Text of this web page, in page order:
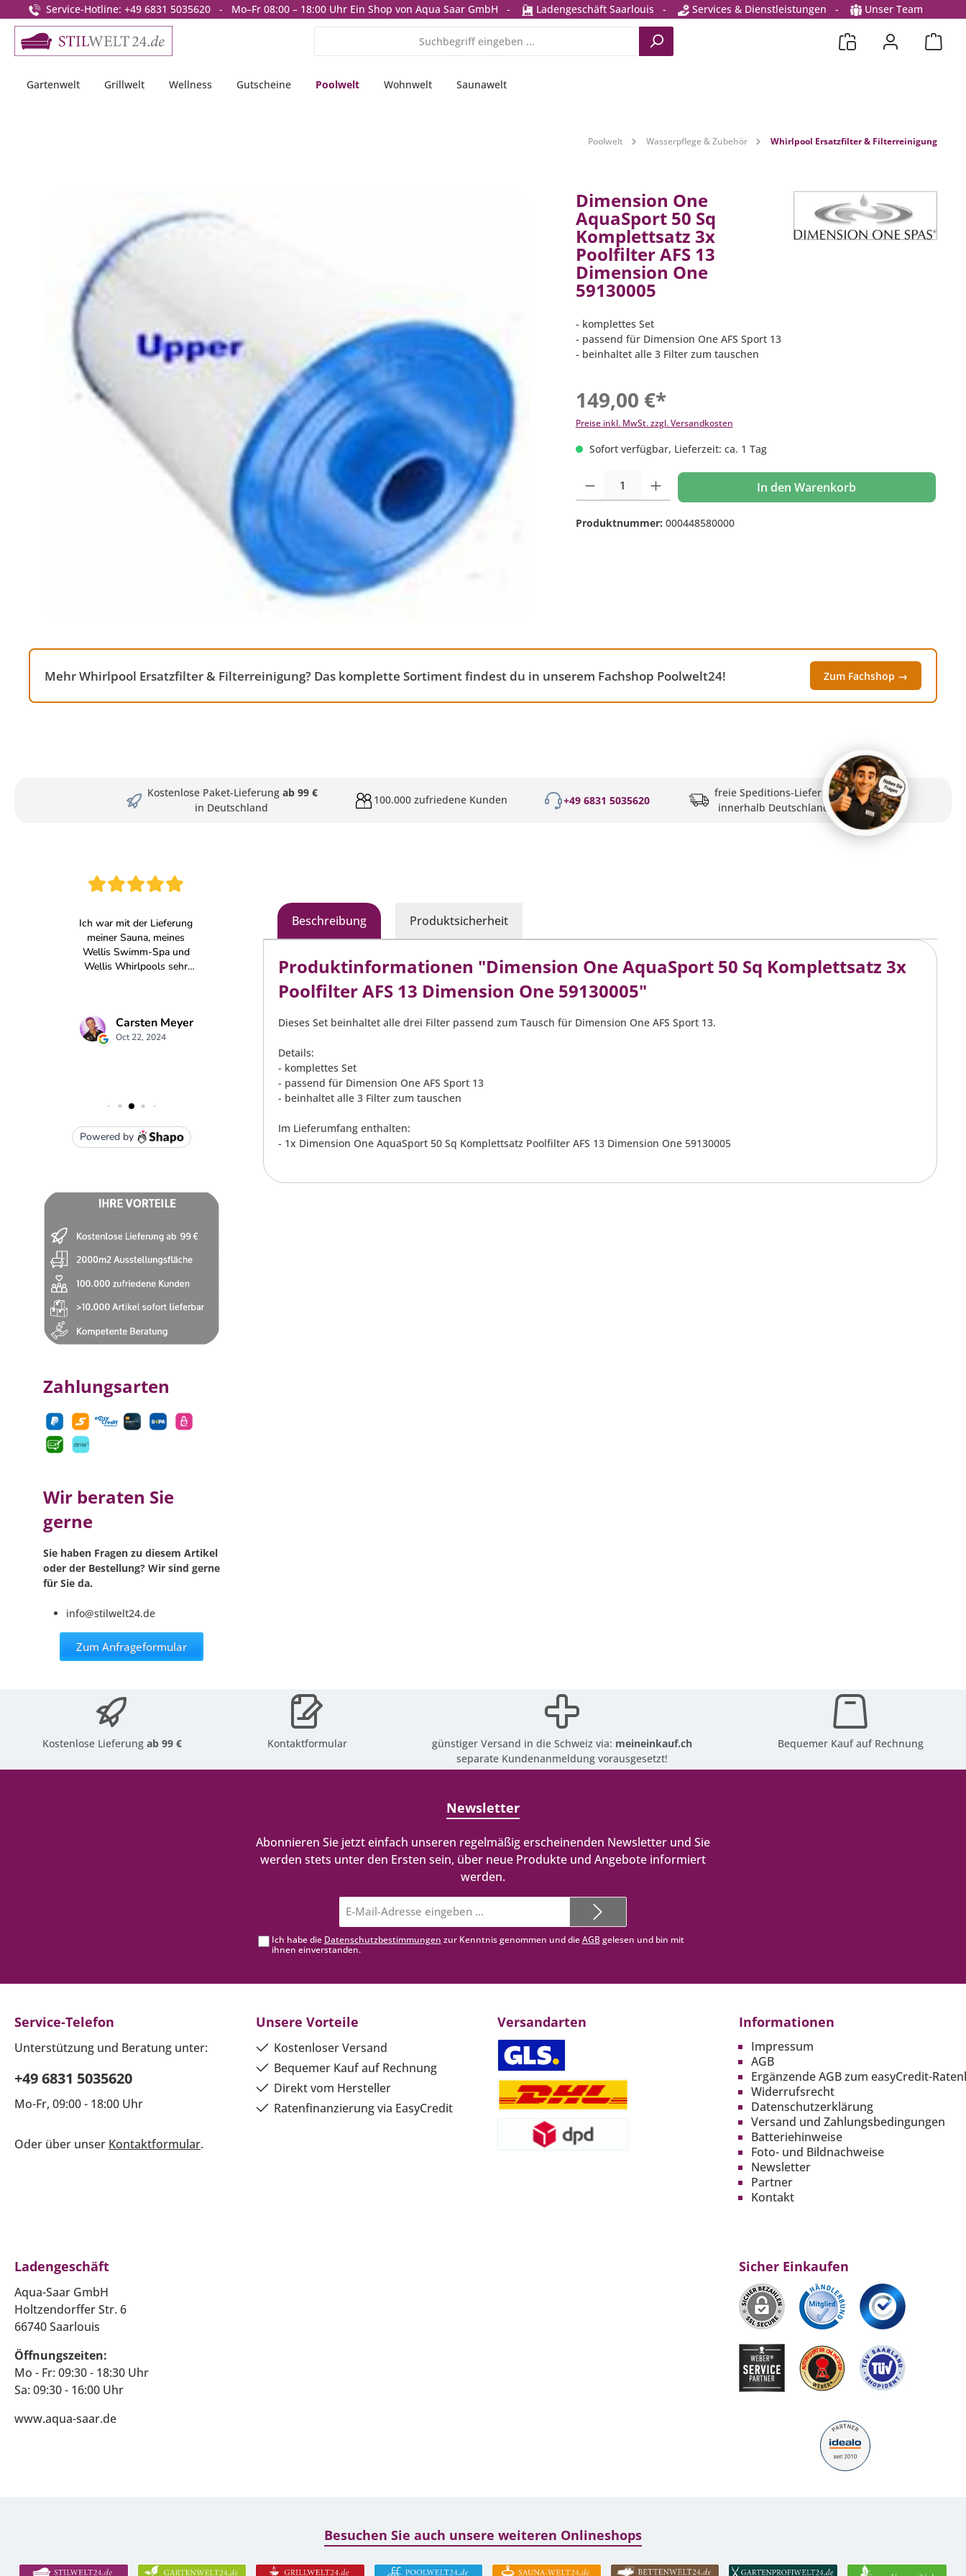
Zur Hauptnavigation springen
Service-Hotline: +49 6831 5035620 - Mo–Fr 08:00 – 18:00 Uhr Ein Shop von Aqua Saar GmbH - Ladengeschäft Saarlouis - Services & Dienstleistungen - Unser Team
Gartenwelt Grillwelt Wellness Gutscheine Poolwelt Wohnwelt Saunawelt
Poolwelt Wasserpflege & Zubehör Whirlpool Ersatzfilter & Filterreinigung
Dimension One
AquaSport 50 Sq
Komplettsatz 3x
Poolfilter AFS 13
Dimension One
59130005
- komplettes Set
- passend für Dimension One AFS Sport 13
- beinhaltet alle 3 Filter zum tauschen
149,00 €*
Preise inkl. MwSt. zzgl. Versandkosten
Sofort verfügbar, Lieferzeit: ca. 1 Tag
Produkt Anzahl: Gib den gewünschten Wert ein oder benutze die Schaltflächen um die
In den Warenkorb
Produktnummer: 000448580000
Mehr Whirlpool Ersatzfilter & Filterreinigung? Das komplette Sortiment findest du in unserem Fachshop Poolwelt24! Zum Fachshop →
Kostenlose Paket-Lieferung ab 99 €
in Deutschland
100.000 zufriedene Kunden +49 6831 5035620
freie Speditions-Lieferung
innerhalb Deutschlands
Zahlungsarten
Wir beraten Sie
gerne
Sie haben Fragen zu diesem Artikel
oder der Bestellung? Wir sind gerne
für Sie da.
info@stilwelt24.de
Zum Anfrageformular
Beschreibung Produktsicherheit
Produktinformationen "Dimension One AquaSport 50 Sq Komplettsatz 3x
Poolfilter AFS 13 Dimension One 59130005"
Dieses Set beinhaltet alle drei Filter passend zum Tausch für Dimension One AFS Sport 13.
Details:
- komplettes Set
- passend für Dimension One AFS Sport 13
- beinhaltet alle 3 Filter zum tauschen
Im Lieferumfang enthalten:
- 1x Dimension One AquaSport 50 Sq Komplettsatz Poolfilter AFS 13 Dimension One 59130005
Kostenlose Lieferungab 99 € Kontaktformular günstiger Versand in die Schweiz via: meineinkauf.ch
separate Kundenanmeldung vorausgesetzt!
Bequemer Kauf auf Rechnung
Newsletter
Abonnieren Sie jetzt einfach unseren regelmäßig erscheinenden Newsletter und Sie
werden stets unter den Ersten sein, über neue Produkte und Angebote informiert
werden.
Mail-
Adresse*
Ich habe die Datenschutzbestimmungen zur Kenntnis genommen und dieAGBgelesen und bin mit
ihnen einverstanden.
Service-Telefon
Unterstützung und Beratung unter:
+49 6831 5035620
Mo-Fr, 09:00 - 18:00 Uhr
Oder über unser Kontaktformular.
Unsere Vorteile
Kostenloser Versand
Bequemer Kauf auf Rechnung
Direkt vom Hersteller
Ratenfinanzierung via EasyCredit
Versandarten Informationen
Impressum
AGB
Ergänzende AGB zum easyCredit-
Widerrufsrecht
Datenschutzerklärung
Versand und Zahlungsbedingungen
Batteriehinweise
Foto- und Bildnachweise
Newsletter
Partner
Kontakt
Ladengeschäft
Aqua-Saar GmbH
Holtzendorffer Str. 6
66740 Saarlouis
Öffnungszeiten:
Mo - Fr: 09:30 - 18:30 Uhr
Sa: 09:30 - 16:00 Uhr
www.aqua-saar.de
Sicher Einkaufen
Besuchen Sie auch unsere weiteren Onlineshops